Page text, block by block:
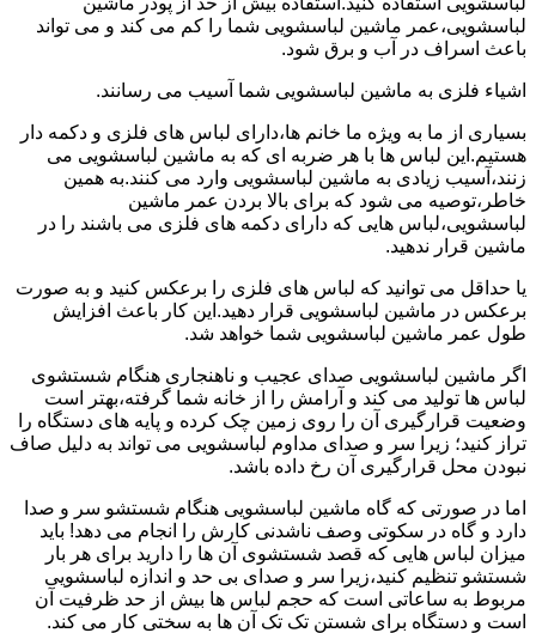
لباسشویی،عمر ماشین لباسشویی شما را کم می کند و می تواند
باعث اسراف در آب و برق شود.
اشیاء فلزی به ماشین لباسشویی شما آسیب می رسانند.
بسیاری از ما به ویژه ما خانم ها،دارای لباس های فلزی و دکمه دار
هستیم.این لباس ها با هر ضربه ای که به ماشین لباسشویی می
زنند،آسیب زیادی به ماشین لباسشویی وارد می کنند.به همین
خاطر،توصیه می شود که برای بالا بردن عمر ماشین
لباسشویی،لباس هایی که دارای دکمه های فلزی می باشند را در
ماشین قرار ندهید.
یا حداقل می توانید که لباس های فلزی را برعکس کنید و به صورت
برعکس در ماشین لباسشویی قرار دهید.این کار باعث افزایش
طول عمر ماشین لباسشویی شما خواهد شد.
اگر ماشین لباسشویی صدای عجیب و ناهنجاری هنگام شستشوی
لباس ها تولید می کند و آرامش را از خانه شما گرفته،بهتر است
وضعیت قرارگیری آن را روی زمین چک کرده و پایه های دستگاه را
تراز کنید؛ زیرا سر و صدای مداوم لباسشویی می تواند به دلیل صاف
نبودن محل قرارگیری آن رخ داده باشد.
اما در صورتی که گاه ماشین لباسشویی هنگام شستشو سر و صدا
دارد و گاه در سکوتی وصف ناشدنی کارش را انجام می دهد! باید
میزان لباس هایی که قصد شستشوی آن ها را دارید برای هر بار
شستشو تنظیم کنید،زیرا سر و صدای بی حد و اندازه لباسشویی
مربوط به ساعاتی است که حجم لباس ها بیش از حد ظرفیت آن
است و دستگاه برای شستن تک تک آن ها به سختی کار می کند.